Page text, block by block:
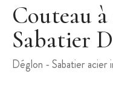
Couteau à
Sabatier
Déglon - Sabatier acier